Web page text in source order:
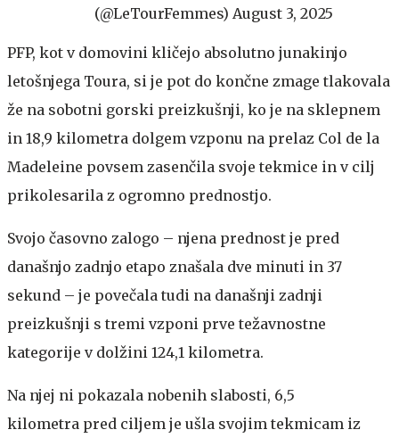
(@LeTourFemmes) August 3, 2025
PFP, kot v domovini kličejo absolutno junakinjo
letošnjega Toura, si je pot do končne zmage tlakovala
že na sobotni gorski preizkušnji, ko je na sklepnem
in 18,9 kilometra dolgem vzponu na prelaz Col de la
Madeleine povsem zasenčila svoje tekmice in v cilj
prikolesarila z ogromno prednostjo.
Svojo časovno zalogo – njena prednost je pred
današnjo zadnjo etapo znašala dve minuti in 37
sekund – je povečala tudi na današnji zadnji
preizkušnji s tremi vzponi prve težavnostne
kategorije v dolžini 124,1 kilometra.
Na njej ni pokazala nobenih slabosti, 6,5
kilometra pred ciljem je ušla svojim tekmicam iz